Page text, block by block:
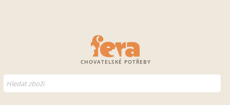
CHOVATELSKÉ POTŘEBY